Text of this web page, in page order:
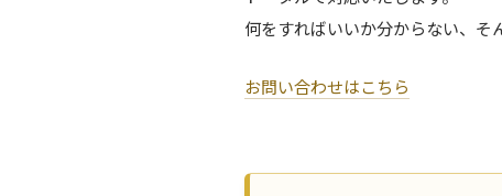
何をすればいいか分からない、そ
お問い合わせはこちら